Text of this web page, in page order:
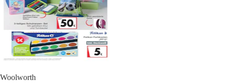
Woolworth